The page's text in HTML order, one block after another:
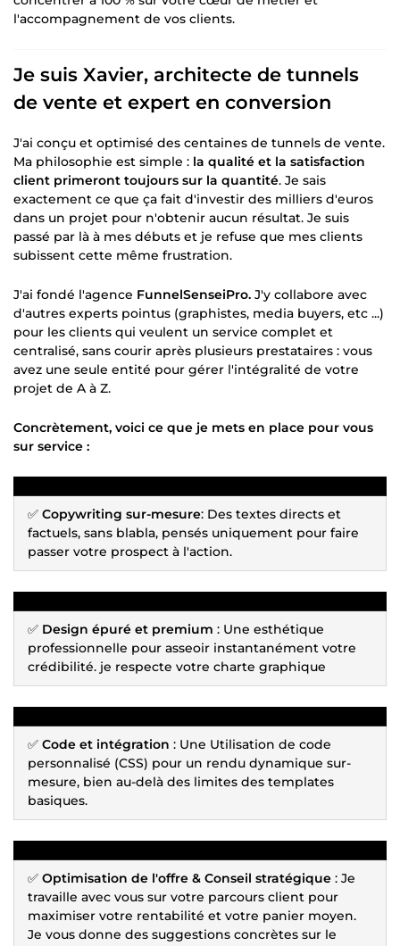
l'accompagnement de vos clients.
Je suis Xavier, architecte de tunnels
de vente et expert en conversion
J'ai conçu et optimisé des centaines de tunnels de vente.
Ma philosophie est simple : la qualité et la satisfaction
client primeront toujours sur la quantité. Je sais
exactement ce que ça fait d'investir des milliers d'euros
dans un projet pour n'obtenir aucun résultat. Je suis
passé par là à mes débuts et je refuse que mes clients
subissent cette même frustration.
J'ai fondé l'agence FunnelSenseiPro. J'y collabore avec
d'autres experts pointus (graphistes, media buyers, etc ...)
pour les clients qui veulent un service complet et
centralisé, sans courir après plusieurs prestataires : vous
avez une seule entité pour gérer l'intégralité de votre
projet de A à Z.
Concrètement, voici ce que je mets en place pour vous
sur service :
✅ Copywriting sur-mesure: Des textes directs et
factuels, sans blabla, pensés uniquement pour faire
passer votre prospect à l'action.
✅ Design épuré et premium : Une esthétique
professionnelle pour asseoir instantanément votre
crédibilité. je respecte votre charte graphique
✅ Code et intégration : Une Utilisation de code
personnalisé (CSS) pour un rendu dynamique sur-
mesure, bien au-delà des limites des templates
basiques.
✅ Optimisation de l'offre & Conseil stratégique : Je
travaille avec vous sur votre parcours client pour
maximiser votre rentabilité et votre panier moyen.
Je vous donne des suggestions concrètes sur le